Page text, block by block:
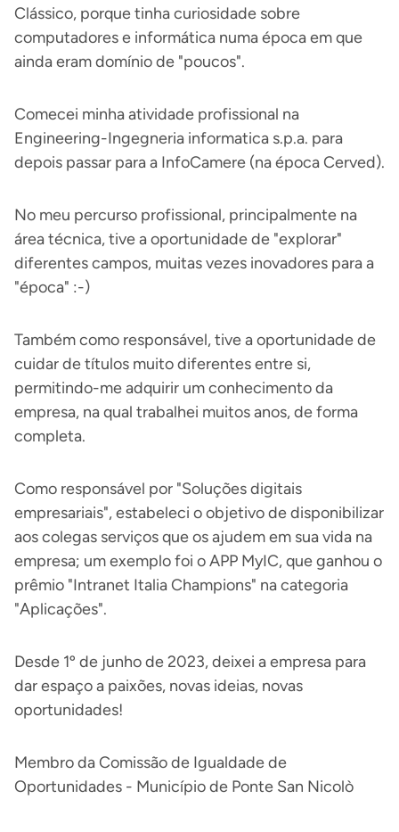
Clássico, porque tinha curiosidade sobre
computadores e informática numa época em que
ainda eram domínio de "poucos".
Comecei minha atividade profissional na
Engineering-Ingegneria informatica s.p.a. para
depois passar para a InfoCamere (na época Cerved).
No meu percurso profissional, principalmente na
área técnica, tive a oportunidade de "explorar"
diferentes campos, muitas vezes inovadores para a
"época" :-)
Também como responsável, tive a oportunidade de
cuidar de títulos muito diferentes entre si,
permitindo-me adquirir um conhecimento da
empresa, na qual trabalhei muitos anos, de forma
completa.
Como responsável por "Soluções digitais
empresariais", estabeleci o objetivo de disponibilizar
aos colegas serviços que os ajudem em sua vida na
empresa; um exemplo foi o APP MyIC, que ganhou o
prêmio "Intranet Italia Champions" na categoria
"Aplicações".
Desde 1º de junho de 2023, deixei a empresa para
dar espaço a paixões, novas ideias, novas
oportunidades!
Membro da Comissão de Igualdade de
Oportunidades - Município de Ponte San Nicolò